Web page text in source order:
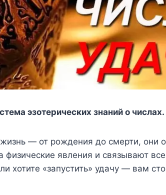
эзотерических знаний о числах.
— от рождения до смерти, они
физические явления и связывают
хотите «запустить» удачу — вам